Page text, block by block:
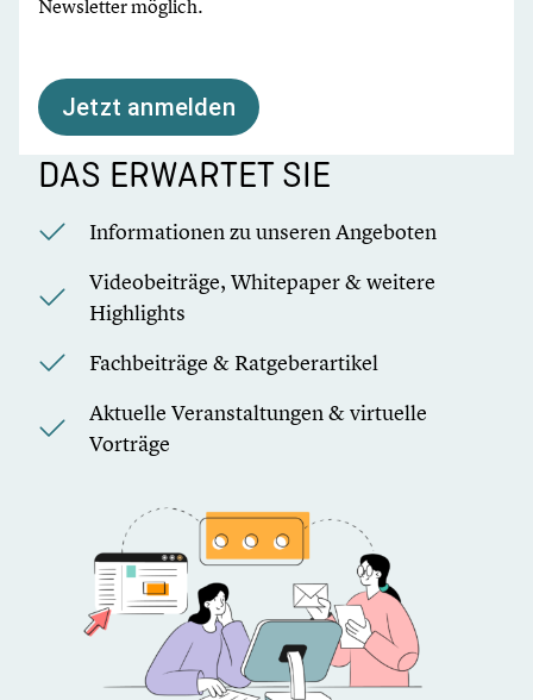
Newsletter möglich.
Jetzt anmelden
DAS ERWARTET SIE
Informationen zu unseren Angeboten
Videobeiträge, Whitepaper & weitere
Highlights
Fachbeiträge & Ratgeberartikel
Aktuelle Veranstaltungen & virtuelle
Vorträge